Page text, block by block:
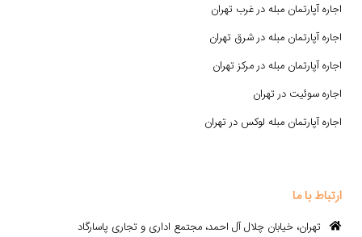
اجاره آپارتمان مبله در غرب تهران
اجاره آپارتمان مبله در شرق تهران
اجاره آپارتمان مبله در مرکز تهران
اجاره سوئیت در تهران
اجاره آپارتمان مبله لوکس در تهران
ارتباط با ما
تهران، خیابان چلال آل احمد، مجتمع اداری و تجاری پاسارگاد